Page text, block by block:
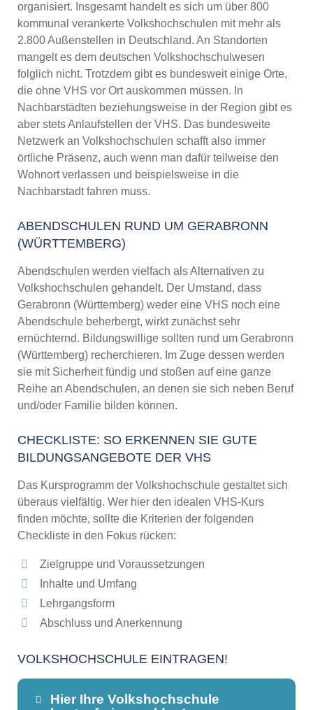
organisiert. Insgesamt handelt es sich um über 800
kommunal verankerte Volkshochschulen mit mehr als
2.800 Außenstellen in Deutschland. An Standorten
mangelt es dem deutschen Volkshochschulwesen
folglich nicht. Trotzdem gibt es bundesweit einige Orte,
die ohne VHS vor Ort auskommen müssen. In
Nachbarstädten beziehungsweise in der Region gibt es
aber stets Anlaufstellen der VHS. Das bundesweite
Netzwerk an Volkshochschulen schafft also immer
örtliche Präsenz, auch wenn man dafür teilweise den
Wohnort verlassen und beispielsweise in die
Nachbarstadt fahren muss.
ABENDSCHULEN RUND UM GERABRONN
(WÜRTTEMBERG)
Abendschulen werden vielfach als Alternativen zu
Volkshochschulen gehandelt. Der Umstand, dass
Gerabronn (Württemberg) weder eine VHS noch eine
Abendschule beherbergt, wirkt zunächst sehr
ernüchternd. Bildungswillige sollten rund um Gerabronn
(Württemberg) recherchieren. Im Zuge dessen werden
sie mit Sicherheit fündig und stoßen auf eine ganze
Reihe an Abendschulen, an denen sie sich neben Beruf
und/oder Familie bilden können.
CHECKLISTE: SO ERKENNEN SIE GUTE
BILDUNGSANGEBOTE DER VHS
Das Kursprogramm der Volkshochschule gestaltet sich
überaus vielfältig. Wer hier den idealen VHS-Kurs
finden möchte, sollte die Kriterien der folgenden
Checkliste in den Fokus rücken:
Zielgruppe und Voraussetzungen
Inhalte und Umfang
Lehrgangsform
Abschluss und Anerkennung
VOLKSHOCHSCHULE EINTRAGEN!
Hier Ihre Volkshochschule